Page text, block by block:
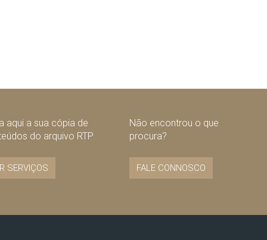
aqui a sua cópia de
do arquivo RTP
SERVIÇOS
Não encontrou o que
procura?
FALE CONNOSCO